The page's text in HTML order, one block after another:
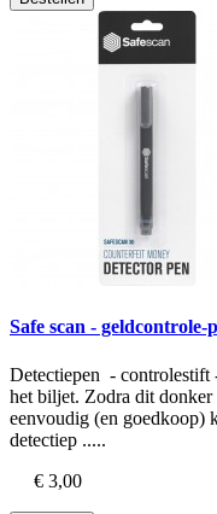
Safe scan - geldcontrole-
Detectiepen - controlestift
het biljet. Zodra dit
eenvoudig (en goedkoop)
detectiep .....
€ 3,00